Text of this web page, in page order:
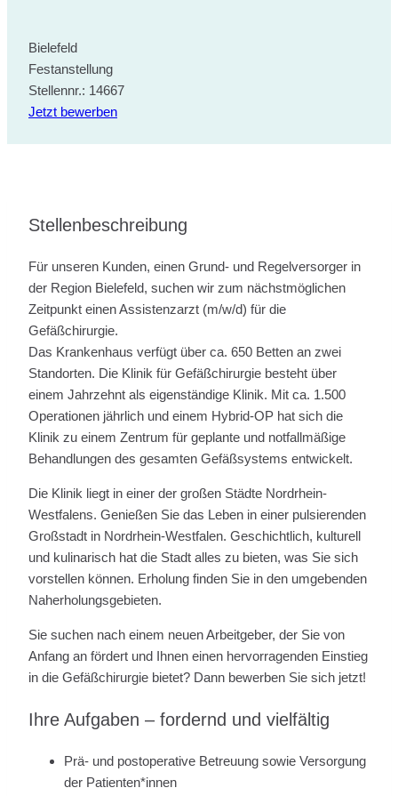
Bielefeld
Festanstellung
Stellennr.: 14667
Jetzt bewerben
Stellenbeschreibung
Für unseren Kunden, einen Grund- und Regelversorger in
der Region Bielefeld, suchen wir zum nächstmöglichen
Zeitpunkt einen Assistenzarzt (m/w/d) für die
Gefäßchirurgie.
Das Krankenhaus verfügt über ca. 650 Betten an zwei
Standorten. Die Klinik für Gefäßchirurgie besteht über
einem Jahrzehnt als eigenständige Klinik. Mit ca. 1.500
Operationen jährlich und einem Hybrid-OP hat sich die
Klinik zu einem Zentrum für geplante und notfallmäßige
Behandlungen des gesamten Gefäßsystems entwickelt.
Die Klinik liegt in einer der großen Städte Nordrhein-
Westfalens. Genießen Sie das Leben in einer pulsierenden
Großstadt in Nordrhein-Westfalen. Geschichtlich, kulturell
und kulinarisch hat die Stadt alles zu bieten, was Sie sich
vorstellen können. Erholung finden Sie in den umgebenden
Naherholungsgebieten.
Sie suchen nach einem neuen Arbeitgeber, der Sie von
Anfang an fördert und Ihnen einen hervorragenden Einstieg
in die Gefäßchirurgie bietet? Dann bewerben Sie sich jetzt!
Ihre Aufgaben – fordernd und vielfältig
Prä- und postoperative Betreuung sowie Versorgung
der Patienten*innen